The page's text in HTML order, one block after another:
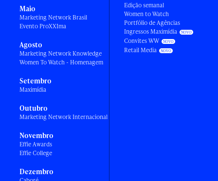
Maio
Marketing Network Brasil
Evento ProXXIma
Agosto
Marketing Network Knowledge
Women To Watch - Homenagem
Setembro
Maximídia
Outubro
Marketing Network Internacional
Novembro
Effie Awards
Effie College
Dezembro
Edição semanal
Women to Watch
Portfólio de Agências
Ingressos Maximídia
Convites WW
Retail Media